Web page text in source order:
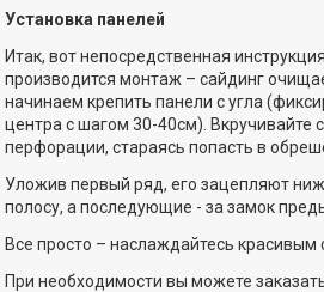
Установка панелей
Итак, вот непосредственная
производится монтаж – сайдинг
начинаем крепить панели с угла
центра с шагом 30-40см). Вкручивайте
перфорации, стараясь попасть в
Уложив первый ряд, его зацепляют
полосу, а последующие - за замок
Все просто – наслаждайтесь
При необходимости вы можете